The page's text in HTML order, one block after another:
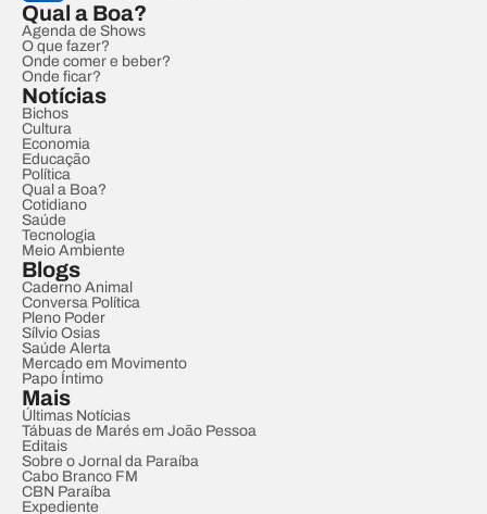
Qual a Boa?
Agenda de Shows
O que fazer?
Onde comer e beber?
Onde ficar?
Notícias
Bichos
Cultura
Economia
Educação
Política
Qual a Boa?
Cotidiano
Saúde
Tecnologia
Meio Ambiente
Blogs
Caderno Animal
Conversa Política
Pleno Poder
Sílvio Osias
Saúde Alerta
Mercado em Movimento
Papo Íntimo
Mais
Últimas Notícias
Tábuas de Marés em João Pessoa
Editais
Sobre o Jornal da Paraíba
Cabo Branco FM
CBN Paraíba
Expediente